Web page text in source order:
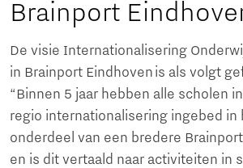
Brainport
De visie Internationalisering
in Brainport Eindhoven is als volgt
“Binnen 5 jaar hebben alle scholen
regio internationalisering ingebed in
onderdeel van een bredere
en is dit vertaald naar activiteiten in